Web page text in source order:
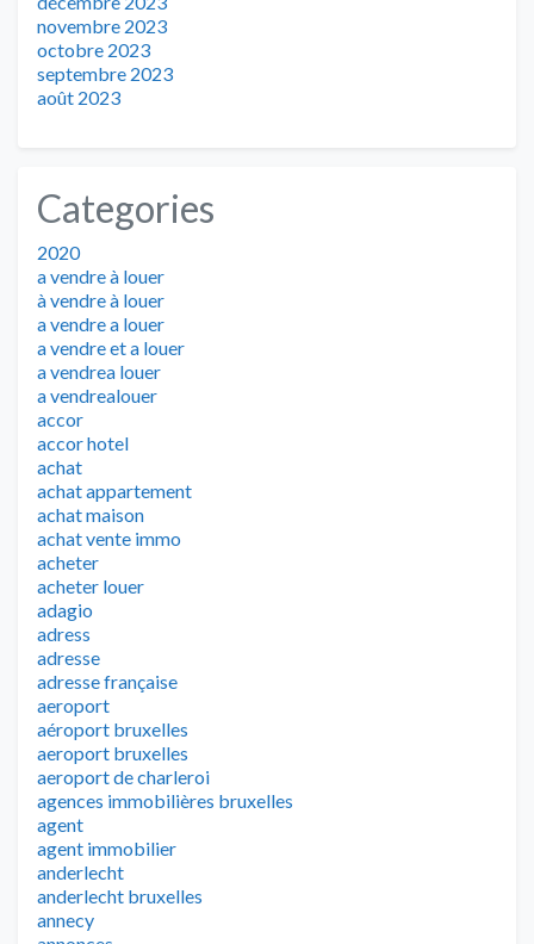
novembre 2023
octobre 2023
septembre 2023
août 2023
Categories
2020
a vendre à louer
à vendre à louer
a vendre a louer
a vendre et a louer
a vendrea louer
a vendrealouer
accor
accor hotel
achat
achat appartement
achat maison
achat vente immo
acheter
acheter louer
adagio
adress
adresse
adresse française
aeroport
aéroport bruxelles
aeroport bruxelles
aeroport de charleroi
agences immobilières bruxelles
agent
agent immobilier
anderlecht
anderlecht bruxelles
annecy